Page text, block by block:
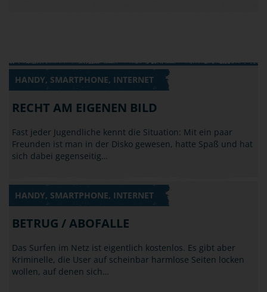
HANDY, SMARTPHONE, INTERNET
RECHT AM EIGENEN BILD
Fast jeder Jugendliche kennt die Situation: Mit ein paar
Freunden ist man in der Disko gewesen, hatte Spaß und hat
sich dabei gegenseitig…
HANDY, SMARTPHONE, INTERNET
BETRUG / ABOFALLE
Das Surfen im Netz ist eigentlich kostenlos. Es gibt aber
Kriminelle, die User auf scheinbar harmlose Seiten locken
wollen, auf denen sich…